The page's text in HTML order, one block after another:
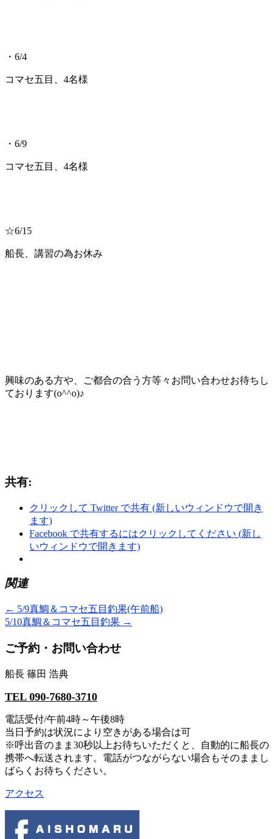
・6/4
コマセ五目、4名様
・6/9
コマセ五目、4名様
☆6/15
船長、講習の為お休み
興味のある方や、ご都合の合う方等々お問い合わせお待ちし
ております(o^^o)♪
共有:
クリックして Twitter で共有 (新しいウィンドウで開き
ます)
Facebook で共有するにはクリックしてください (新し
いウィンドウで開きます)
関連
← 5/9真鯛＆コマセ五目釣果(午前船)
5/10真鯛＆コマセ五目釣果 →
ご予約・お問い合わせ
船長 篠田 浩典
TEL 090-7680-3710
電話受付/午前4時～午後8時
当日予約は状況により空きがある場合は可
※呼出音のまま30秒以上お待ちいただくと、自動的に船長の
携帯へ転送されます。電話がつながらない場合もそのままし
ばらくお待ちください。
アクセス